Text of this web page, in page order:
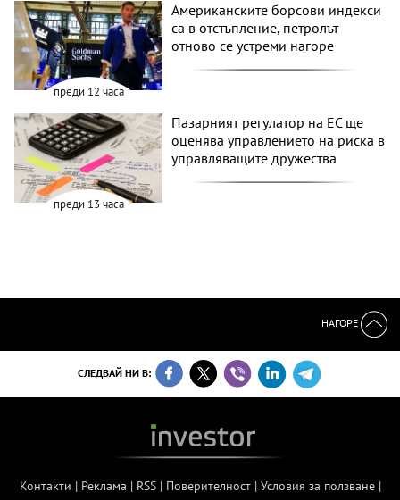
преди 12 часа
Американските борсови индекси
са в отстъпление, петролът
отново се устреми нагоре
преди 13 часа
Пазарният регулатор на ЕС ще
оценява управлението на риска в
управляващите дружества
НАГОРЕ
СЛЕДВАЙ НИ В:
Контакти | Реклама | RSS| Поверителност| Условия за ползване|